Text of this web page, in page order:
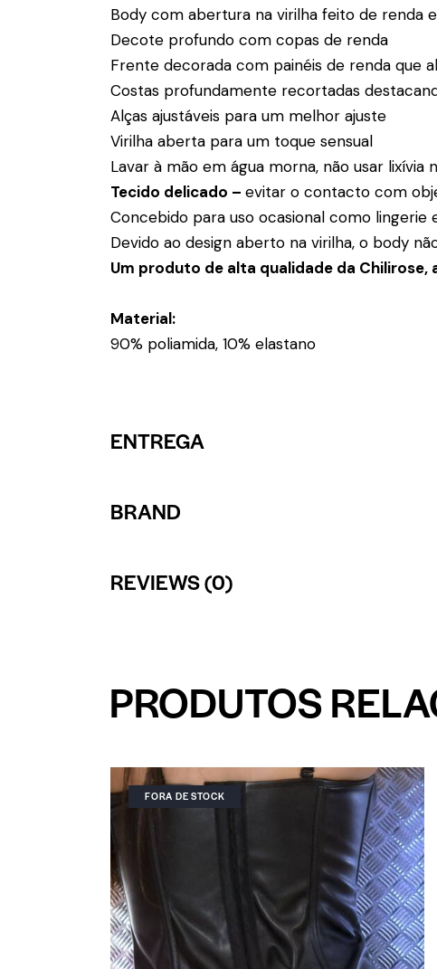
Body com abertura na virilha feito de renda
Decote profundo com copas de renda
Frente decorada com painéis de renda que
Costas profundamente recortadas
Alças ajustáveis para um melhor ajuste
Virilha aberta para um toque sensual
Lavar à mão em água morna, não usar lixívia
Tecido delicado – evitar o contacto com
Concebido para uso ocasional como lingerie
Devido ao design aberto na virilha, o body
Um produto de alta qualidade da
Material:
90% poliamida, 10% elastano
ENTREGA
BRAND
REVIEWS (0)
PRODUTOS
FORA DE STOCK